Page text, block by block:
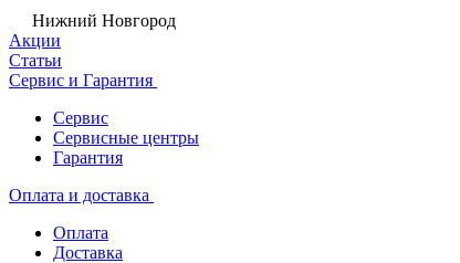
Нижний Новгород
Акции
Статьи
Сервис и Гарантия
Сервис
Сервисные центры
Гарантия
Оплата и доставка
Оплата
Доставка